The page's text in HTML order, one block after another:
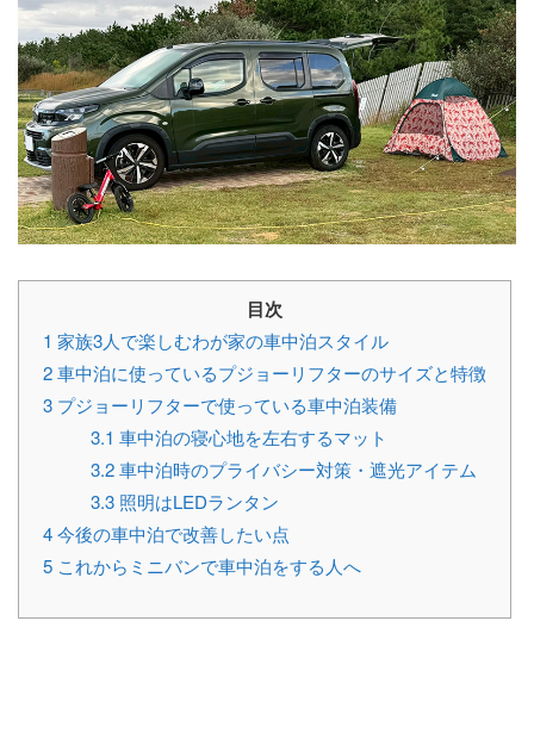
目次
1 家族3人で楽しむわが家の車中泊スタイル
2車中泊に使っているプジョーリフターのサイズと特徴
3 プジョーリフターで使っている車中泊装備
3.1 車中泊の寝心地を左右するマット
3.2車中泊時のプライバシー対策・遮光アイテム
3.3 照明はLEDランタン
4今後の車中泊で改善したい点
5 これからミニバンで車中泊をする人へ